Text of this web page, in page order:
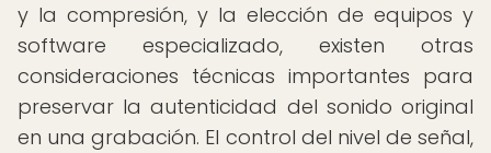
y la compresión, y la elección de equipos y
software especializado, existen otras
consideraciones técnicas importantes para
preservar la autenticidad del sonido original
en una grabación. El control del nivel de señal,